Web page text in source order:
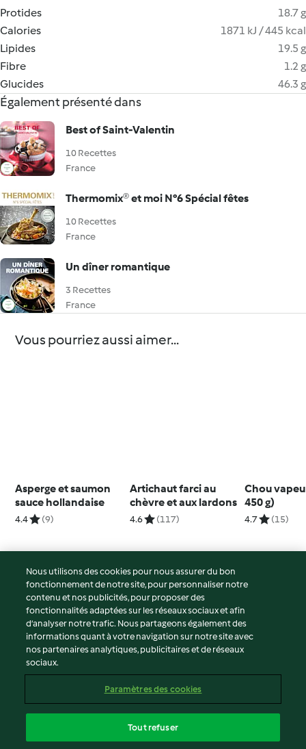
Protides
18.7 g
Calories
1871 kJ / 445 kcal
Lipides
19.5 g
Fibre
1.2 g
Glucides
46.3 g
Également présenté dans
Best of Saint-Valentin
10 Recettes
France
Thermomix® et moi N°6 Spécial fêtes
10 Recettes
France
Un dîner romantique
3 Recettes
France
Vous pourriez aussi aimer...
Asperge et saumon
sauce hollandaise
4.4 (9)
Artichaut farci au
chèvre et aux lardons
4.6 (117)
Chou
450 g)
4.7 (15)
© Copyright 2026
Conditions d'utilisation
Politique de confidentialité
Non-responsabilité
Mentions légales
Contenu du rapport
Déclaration d'accessibilité
Nous utilisons des cookies pour nous assurer du bon
fonctionnement de notre site, pour personnaliser notre
contenu et nos publicités, pour proposer des
fonctionnalités adaptées sur les réseaux sociaux et afin
d’analyser notre trafic. Nous partageons également des
informations quant à votre navigation sur notre site avec
nos partenaires analytiques, publicitaires et de réseaux
sociaux.
Paramètres des cookies
Tout refuser